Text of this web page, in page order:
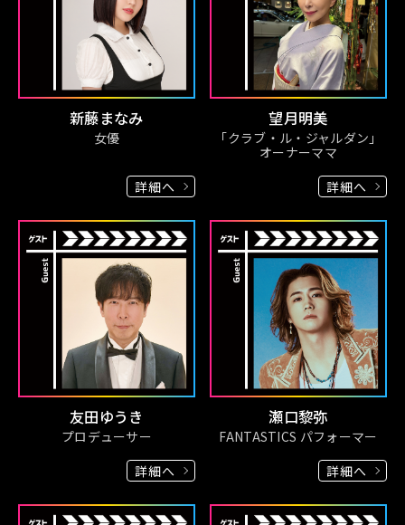
新藤まなみ
女優
詳細へ
望月明美
「クラブ・ル・ジャルダン」
オーナーママ
詳細へ
友田ゆうき
プロデューサー
詳細へ
瀬口黎弥
FANTASTICS パフォーマー
詳細へ